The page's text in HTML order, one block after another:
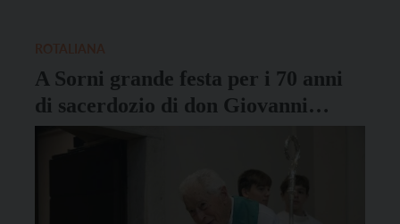
A Sorni grande festa per i 70 anni
di sacerdozio di don Giovanni
Battista Fedrizzi